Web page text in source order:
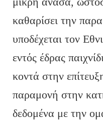
καθαρίσει την
υποδέχεται τον
εντός έδρας
κοντά στην
παραμονή στην
δεδομένα με την